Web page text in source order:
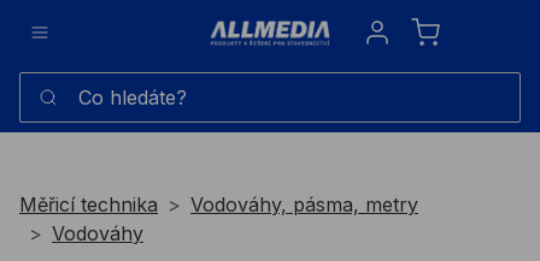
Sign in
Co hledáte?
Měřicí technika
Vodováhy, pásma, metry
Vodováhy